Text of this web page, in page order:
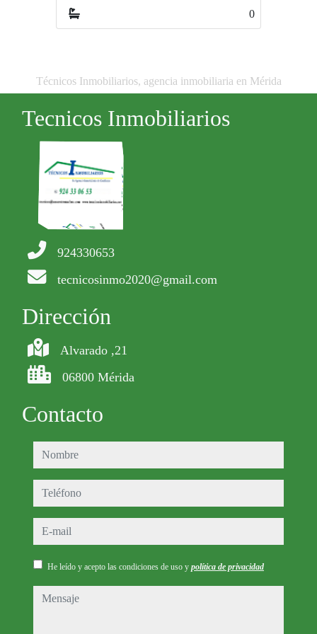
Técnicos Inmobiliarios, agencia inmobiliaria en Mérida
Tecnicos Inmobiliarios
924330653
tecnicosinmo2020@gmail.com
Dirección
Alvarado ,21
06800 Mérida
Contacto
nombre
teléfono
e-mail
He leído y acepto las condiciones de uso y política de privacidad
mensaje